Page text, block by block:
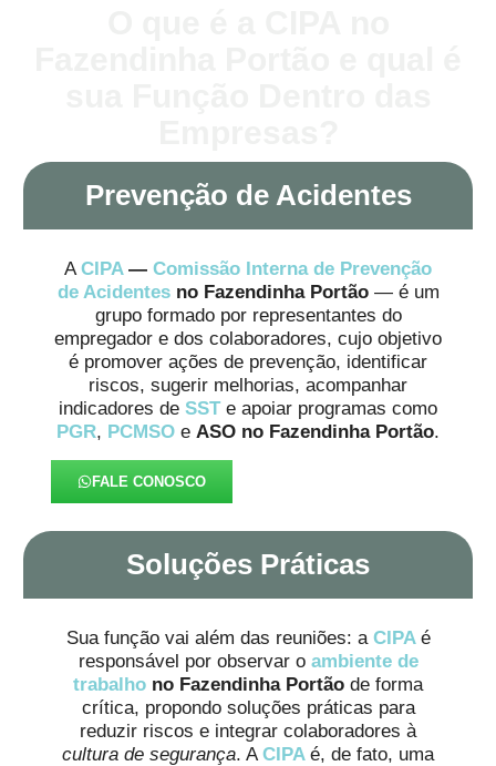
Prevenção de Acidentes
ACIPA— Comissão Interna de Prevenção
de Acidentes no Fazendinha Portão — é um
grupo formado por representantes do
empregador e dos colaboradores, cujo objetivo
é promover ações de prevenção, identificar
riscos, sugerir melhorias, acompanhar
indicadores de SST e apoiar programas como
PGR, PCMSO e ASO no Fazendinha Portão.
FALE CONOSCO
Soluções Práticas
Sua função vai além das reuniões: a CIPA é
responsável por observar o ambiente de
trabalho no Fazendinha Portão de forma
crítica, propondo soluções práticas para
reduzir riscos e integrar colaboradores à
cultura de segurança. A CIPA é, de fato, uma